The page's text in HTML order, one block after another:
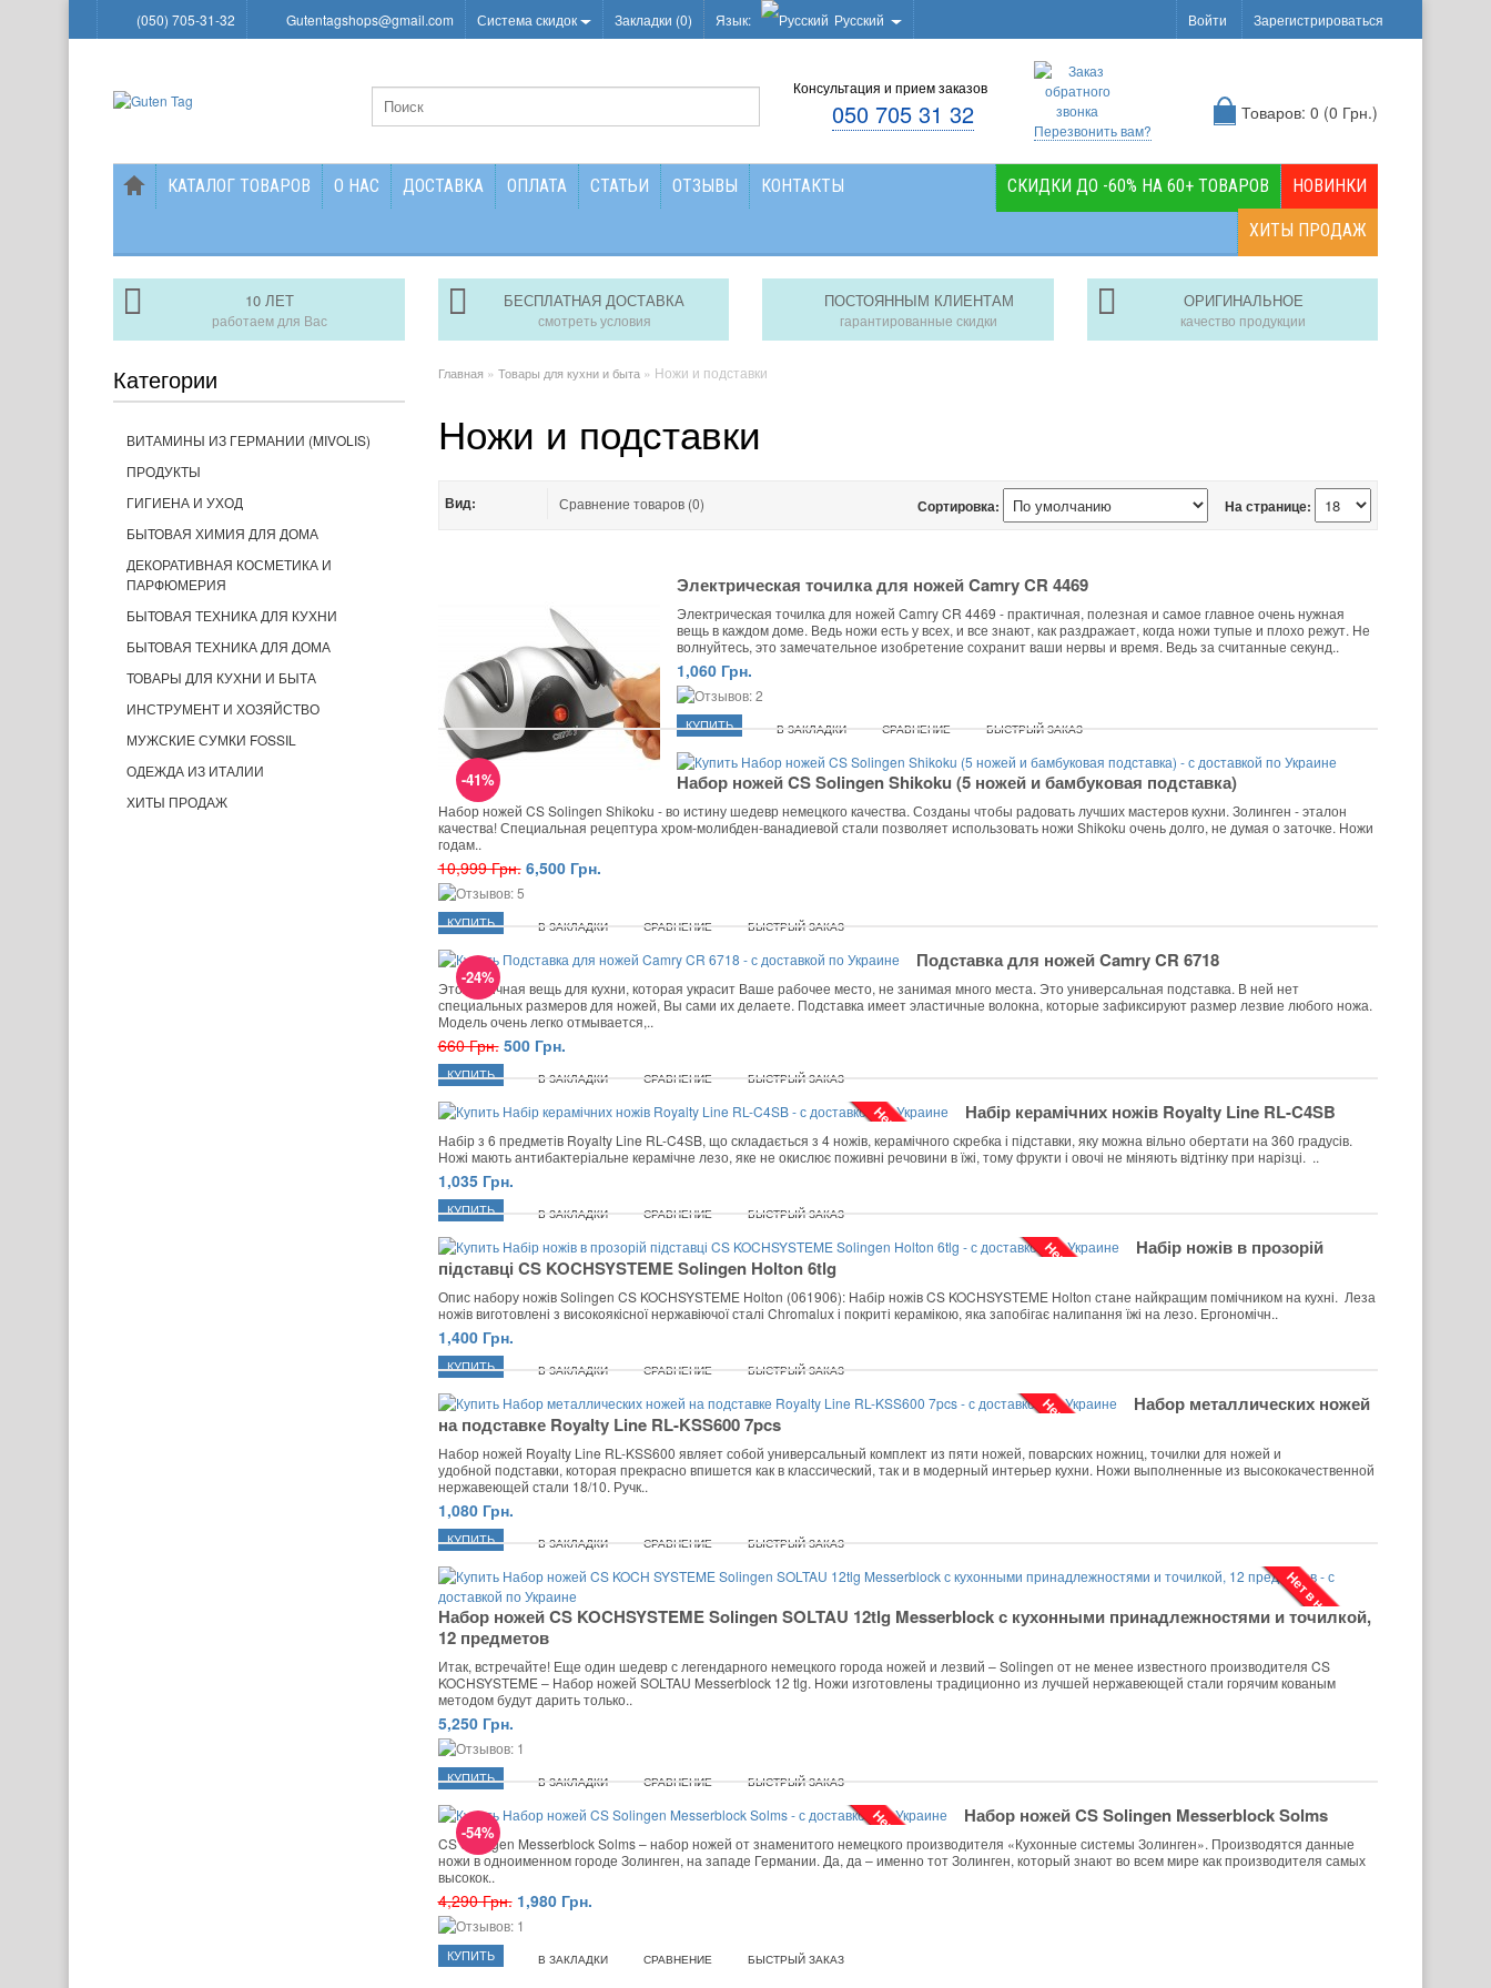
(050) 705-31-32 Gutentagshops@gmail.com Система скидок Закладки (0) Язык: Русский Войти Зарегистрироваться
Консультация и прием заказов
050 705 31 32
Перезвонить вам?
Товаров: 0 (0 Грн.)
КАТАЛОГ ТОВАРОВ О НАС ДОСТАВКА ОПЛАТА СТАТЬИ ОТЗЫВЫ КОНТАКТЫ НОВИНКИ
СКИДКИ ДО -60% НА 60+ ТОВАРОВ
ХИТЫ ПРОДАЖ
10 ЛЕТ
работаем для Вас
БЕСПЛАТНАЯ ДОСТАВКА
смотреть условия
ПОСТОЯННЫМ КЛИЕНТАМ
гарантированные скидки
ОРИГИНАЛЬНОЕ
качество продукции
Категории
ВИТАМИНЫ ИЗ ГЕРМАНИИ (MIVOLIS)
ПРОДУКТЫ
ГИГИЕНА И УХОД
БЫТОВАЯ ХИМИЯ ДЛЯ ДОМА
ДЕКОРАТИВНАЯ КОСМЕТИКА И
ПАРФЮМЕРИЯ
БЫТОВАЯ ТЕХНИКА ДЛЯ КУХНИ
БЫТОВАЯ ТЕХНИКА ДЛЯ ДОМА
ТОВАРЫ ДЛЯ КУХНИ И БЫТА
ИНСТРУМЕНТ И ХОЗЯЙСТВО
МУЖСКИЕ СУМКИ FOSSIL
ОДЕЖДА ИЗ ИТАЛИИ
ХИТЫ ПРОДАЖ
Главная » Товары для кухни и быта» Ножи и подставки
Ножи и подставки
Вид: Сравнение товаров (0) На странице:
Сортировка:
Электрическая точилка для ножей Camry CR 4469
Электрическая точилка для ножей Camry CR 4469 - практичная, полезная и самое главное очень нужная
вещь в каждом доме. Ведь ножи есть у всех, и все знают, как раздражает, когда ножи тупые и плохо режут. Не
волнуйтесь, это замечательное изобретение сохранит ваши нервы и время. Ведь за считанные секунд..
1,060 Грн.
В ЗАКЛАДКИ СРАВНЕНИЕ БЫСТРЫЙ ЗАКАЗ
Набор ножей CS Solingen Shikoku (5 ножей и бамбуковая подставка)
Набор ножей CS Solingen Shikoku - во истину шедевр немецкого качества. Созданы чтобы радовать лучших мастеров кухни. Золинген - эталон
качества! Специальная рецептура хром-молибден-ванадиевой стали‎ позволяет использовать ножи Shikoku очень долго, не думая о заточке. Ножи
годам..
10,999 Грн. 6,500 Грн.
-41%
В ЗАКЛАДКИ СРАВНЕНИЕ БЫСТРЫЙ ЗАКАЗ
Подставка для ножей Camry CR 6718
Это отличная вещь для кухни, которая украсит Ваше рабочее место, не занимая много места. Это универсальная подставка. В ней нет
специальных размеров для ножей, Вы сами их делаете. Подставка имеет эластичные волокна, которые зафиксируют размер лезвие любого ножа.
Модель очень легко отмывается,..
660 Грн. 500 Грн.
-24%
В ЗАКЛАДКИ СРАВНЕНИЕ БЫСТРЫЙ ЗАКАЗ
Нет в наличии Набір керамічних ножів Royalty Line RL-C4SB
Набір з 6 предметів Royalty Line RL-C4SB, що складається з 4 ножів, керамічного скребка і підставки, яку можна вільно обертати на 360 градусів.
Ножі мають антибактеріальне керамічне лезо, яке не окислює поживні речовини в їжі, тому фрукти і овочі не міняють відтінку при нарізці. ..
1,035 Грн.
В ЗАКЛАДКИ СРАВНЕНИЕ БЫСТРЫЙ ЗАКАЗ
Нет в наличии
Набір ножів в прозорій
підставці CS KOCHSYSTEME Solingen Holton 6tlg
Опис набору ножів Solingen CS KOCHSYSTEME Holton (061906): Набір ножів CS KOCHSYSTEME Holton стане найкращим помічником на кухні. Леза
ножів виготовлені з високоякісної нержавіючої сталі Chromalux і покриті керамікою, яка запобігає налипання їжі на лезо. Ергономічн..
1,400 Грн.
В ЗАКЛАДКИ СРАВНЕНИЕ БЫСТРЫЙ ЗАКАЗ
Нет в наличии
Набор металлических ножей
на подставке Royalty Line RL-KSS600 7pcs
Набор ножей Royalty Line RL-KSS600 являет собой универсальный комплект из пяти ножей, поварских ножниц, точилки для ножей и
удобной подставки, которая прекрасно впишется как в классический, так и в модерный интерьер кухни. Ножи выполненные из высококачественной
нержавеющей стали 18/10. Ручк..
1,080 Грн.
В ЗАКЛАДКИ СРАВНЕНИЕ БЫСТРЫЙ ЗАКАЗ
Нет в наличии
Набор ножей CS KOCHSYSTEME Solingen SOLTAU 12tlg Messerblock с кухонными принадлежностями и точилкой,
12 предметов
Итак, встречайте! Еще один шедевр с легендарного немецкого города ножей и лезвий – Solingen от не менее известного производителя CS
KOCHSYSTEME – Набор ножей SOLTAU Messerblock 12 tlg. Ножи изготовлены традиционно из лучшей нержавеющей стали горячим кованым
методом будут дарить только..
5,250 Грн.
В ЗАКЛАДКИ СРАВНЕНИЕ БЫСТРЫЙ ЗАКАЗ
Нет в наличии Набор ножей CS Solingen Messerblock Solms
CS Solingen Messerblock Solms – набор ножей от знаменитого немецкого производителя «Кухонные системы Золинген». Производятся данные
ножи в одноименном городе Золинген, на западе Германии. Да, да – именно тот Золинген, который знают во всем мире как производителя самых
высокок..
4,290 Грн. 1,980 Грн.
-54%
В ЗАКЛАДКИ СРАВНЕНИЕ БЫСТРЫЙ ЗАКАЗ